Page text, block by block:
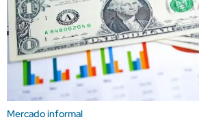
Mercado informal